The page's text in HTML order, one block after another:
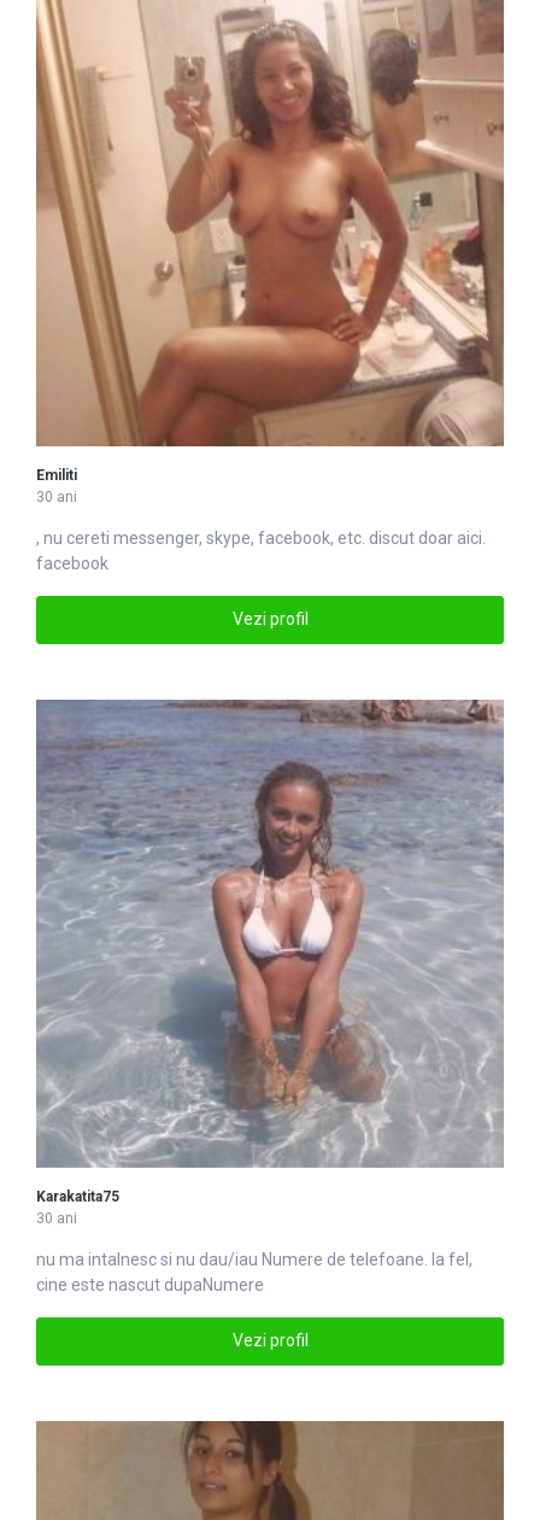
Emiliti
30 ani
, nu cereti messenger, skype, facebook, etc. discut doar aici.
facebook
Vezi profil
Karakatita75
30 ani
nu ma intalnesc si nu dau/iau Numere de telefoane. la fel,
cine este nascut dupaNumere
Vezi profil